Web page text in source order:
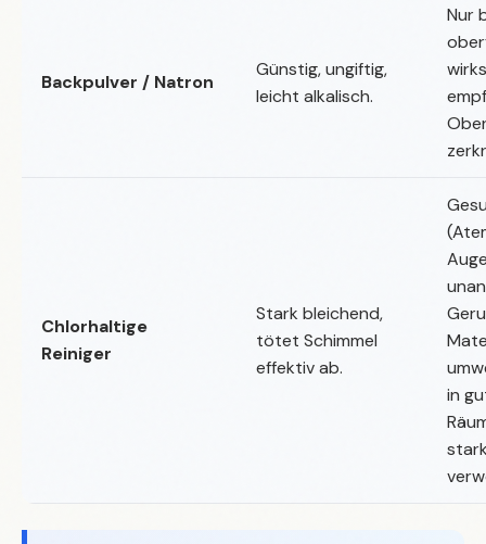
Backpulver / Natron
Günstig, ungiftig,
leicht alkalisch.
Nur
Chlorhaltige
Reiniger
Stark bleichend,
tötet Schimmel
effektiv ab.
in